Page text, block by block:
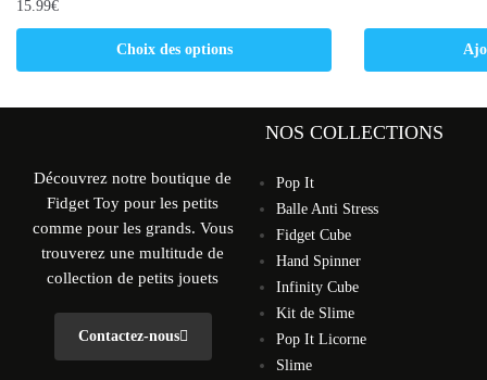
15.99€
Choix des options
Découvrez notre boutique de
Fidget Toy pour les petits
comme pour les grands. Vous
trouverez une multitude de
collection de petits jouets
Contactez-nous
NOS COLLECTIONS
Pop It
Balle Anti Stress
Fidget Cube
Hand Spinner
Infinity Cube
Kit de Slime
Pop It Licorne
Slime